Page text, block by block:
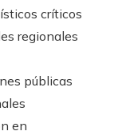
críticos
regionales
públicas
en